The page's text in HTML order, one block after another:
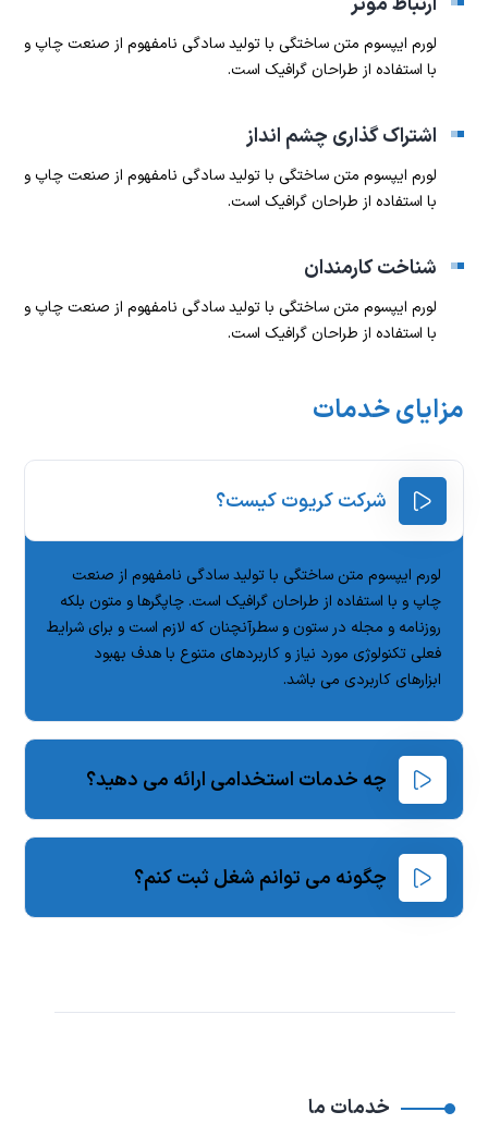
لورم ایپسوم متن ساختگی با تولید سادگی نامفهوم از صنعت چاپ و
با استفاده از طراحان گرافیک است.
اشتراک گذاری چشم انداز
لورم ایپسوم متن ساختگی با تولید سادگی نامفهوم از صنعت چاپ و
با استفاده از طراحان گرافیک است.
شناخت کارمندان
لورم ایپسوم متن ساختگی با تولید سادگی نامفهوم از صنعت چاپ و
با استفاده از طراحان گرافیک است.
مزایای خدمات
شرکت کریوت کیست؟
لورم ایپسوم متن ساختگی با تولید سادگی نامفهوم از صنعت
چاپ و با استفاده از طراحان گرافیک است. چاپگرها و متون بلکه
روزنامه و مجله در ستون و سطرآنچنان که لازم است و برای شرایط
فعلی تکنولوژی مورد نیاز و کاربردهای متنوع با هدف بهبود
ابزارهای کاربردی می باشد.
چه خدمات استخدامی ارائه می دهید؟
چگونه می توانم شغل ثبت کنم؟
خدمات ما